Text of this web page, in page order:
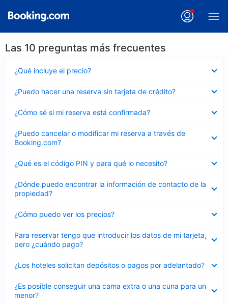
Las 10 preguntas más frecuentes
¿Qué incluye el precio?
cerrado
¿Puedo hacer una reserva sin tarjeta de crédito?
cerrado
¿Cómo sé si mi reserva está confirmada?
cerrado
¿Puedo cancelar o modificar mi reserva a través de
Booking.com?
cerrado
¿Qué es el código PIN y para qué lo necesito?
cerrado
¿Dónde puedo encontrar la información de contacto de la
propiedad?
cerrado
¿Cómo puedo ver los precios?
cerrado
Para reservar tengo que introducir los datos de mi tarjeta,
pero ¿cuándo pago?
cerrado
¿Los hoteles solicitan depósitos o pagos por adelantado?
cerrado
¿Es posible conseguir una cama extra o una cuna para un
menor?
cerrado